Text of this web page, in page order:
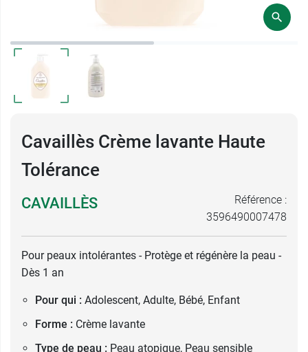
Cavaillès Crème lavante Haute
Tolérance
CAVAILLÈS
Référence :
3596490007478
Pour peaux intolérantes - Protège et régénère la peau -
Dès 1 an
Pour qui : Adolescent, Adulte, Bébé, Enfant
Forme : Crème lavante
Type de peau : Peau atopique, Peau sensible